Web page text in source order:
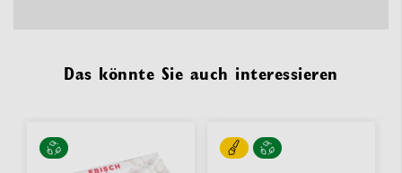
Das könnte Sie auch interessieren